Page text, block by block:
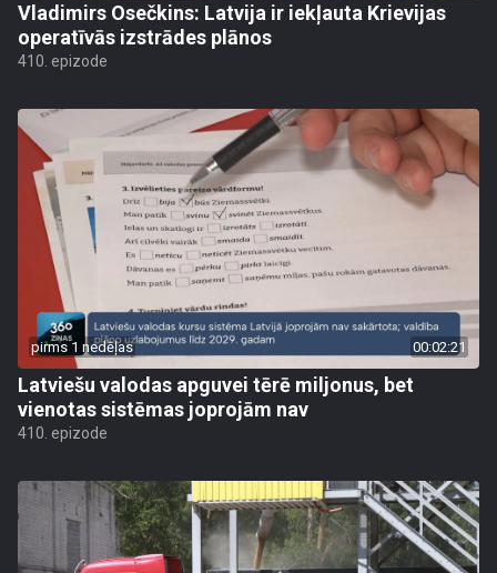
Vladimirs Osečkins: Latvija ir iekļauta Krievijas
operatīvās izstrādes plānos
410. epizode
pirms 1 nedēļas 00:02:21
Latviešu valodas apguvei tērē miljonus, bet
vienotas sistēmas joprojām nav
410. epizode